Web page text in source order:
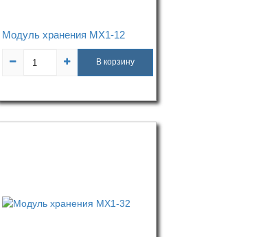
Модуль хранения МХ1-12
В корзину